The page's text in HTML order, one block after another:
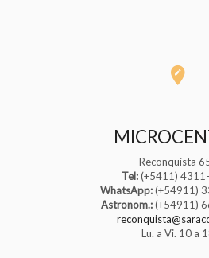
Reconquista
Tel:(+5411)
WhatsApp:(+54911)
Astronom.:(+54911)
Lu. a Vi. 10 a